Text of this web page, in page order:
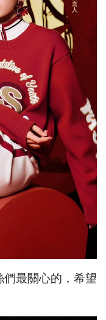
最關心的，希望